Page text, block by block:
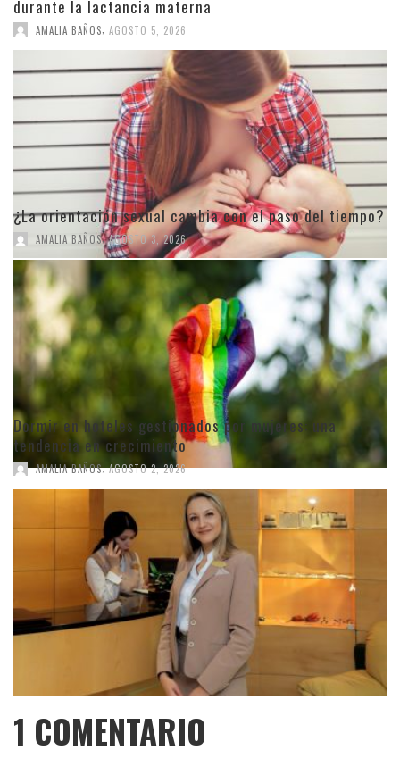
durante la lactancia materna
AMALIA BAÑOS AGOSTO 5, 2026
¿La orientación sexual cambia con el paso del tiempo?
AMALIA BAÑOS, AGOSTO 3, 2026
Dormir en hoteles gestionados por mujeres: una
tendencia en crecimiento
AMALIA BAÑOS, AGOSTO 2, 2026
1 COMENTARIO